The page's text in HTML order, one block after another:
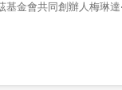
供另一種看待人生轉折的新觀點。
著迷惘、恐懼和猶豫
搖搖欲墜時繼續前進